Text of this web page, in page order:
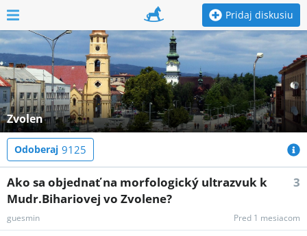
Pridaj diskusiu
Zvolen
Odoberaj 9125
Ako sa objednať na morfologický ultrazvuk k
Mudr.Bihariovej vo Zvolene?
3
guesmin Pred 1 mesiacom